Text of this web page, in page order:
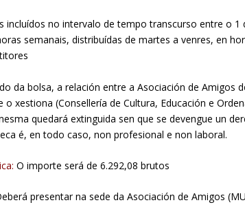
incluídos no intervalo de tempo transcurso entre o
semanais, distribuídas de martes a venres, en
da bolsa, a relación entre a Asociación de Amigos
o xestiona (Consellería de Cultura, Educación e
quedará extinguida sen que se devengue un
é, en todo caso, non profesional e non laboral.
O importe será de 6.292,08 brutos
presentar na sede da Asociación de Amigos